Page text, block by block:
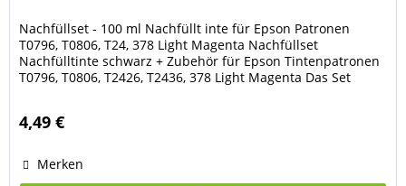
Nachfüllset - 100 ml Nachfüllt inte für Epson Patronen
T0796, T0806, T24, 378 Light Magenta Nachfüllset
Nachfülltinte schwarz + Zubehör für Epson Tintenpatronen
T0796, T0806, T2426, T2436, 378 Light Magenta Das Set
Drucker Epson Expression Photo XP-8000, XP-8005,...
4,49 €
Merken